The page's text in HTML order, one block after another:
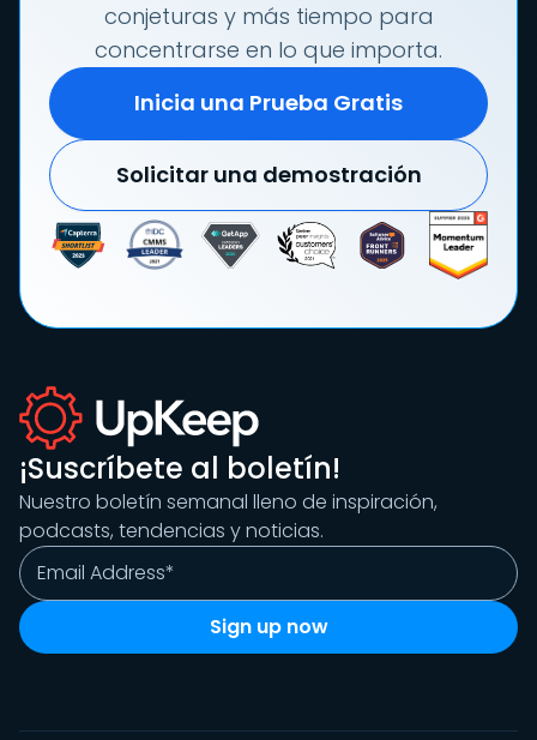
conjeturas y más tiempo para
concentrarse en lo que importa.
Inicia una Prueba Gratis
Solicitar una demostración
¡Suscríbete al boletín!
Nuestro boletín semanal lleno de inspiración,
podcasts, tendencias y noticias.